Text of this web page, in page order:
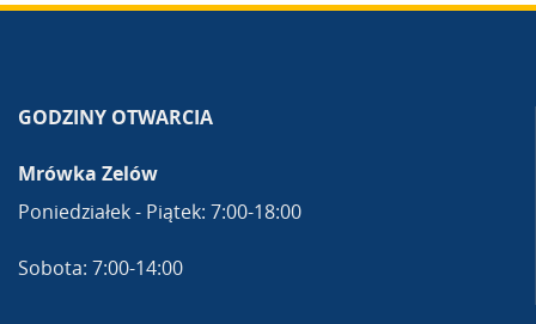
GODZINY OTWARCIA
Mrówka Zelów
Poniedziałek - Piątek: 7:00-18:00
Sobota: 7:00-14:00